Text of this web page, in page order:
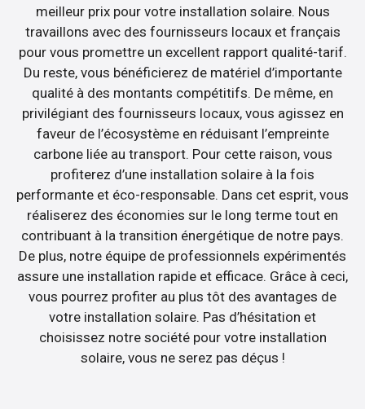
meilleur prix pour votre installation solaire. Nous
travaillons avec des fournisseurs locaux et français
pour vous promettre un excellent rapport qualité-tarif.
Du reste, vous bénéficierez de matériel d’importante
qualité à des montants compétitifs. De même, en
privilégiant des fournisseurs locaux, vous agissez en
faveur de l’écosystème en réduisant l’empreinte
carbone liée au transport. Pour cette raison, vous
profiterez d’une installation solaire à la fois
performante et éco-responsable. Dans cet esprit, vous
réaliserez des économies sur le long terme tout en
contribuant à la transition énergétique de notre pays.
De plus, notre équipe de professionnels expérimentés
assure une installation rapide et efficace. Grâce à ceci,
vous pourrez profiter au plus tôt des avantages de
votre installation solaire. Pas d’hésitation et
choisissez notre société pour votre installation
solaire, vous ne serez pas déçus !